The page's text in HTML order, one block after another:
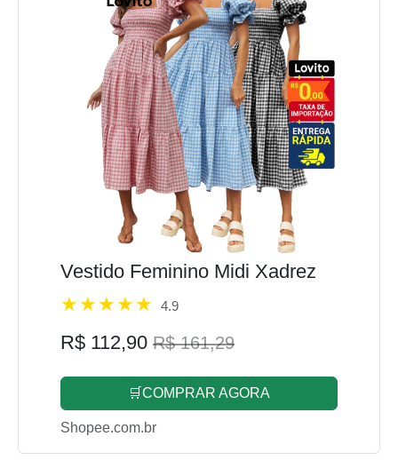
Vestido Feminino Midi Xadrez
4.9
R$ 112,90 R$ 161,29
🛒COMPRAR AGORA
Shopee.com.br